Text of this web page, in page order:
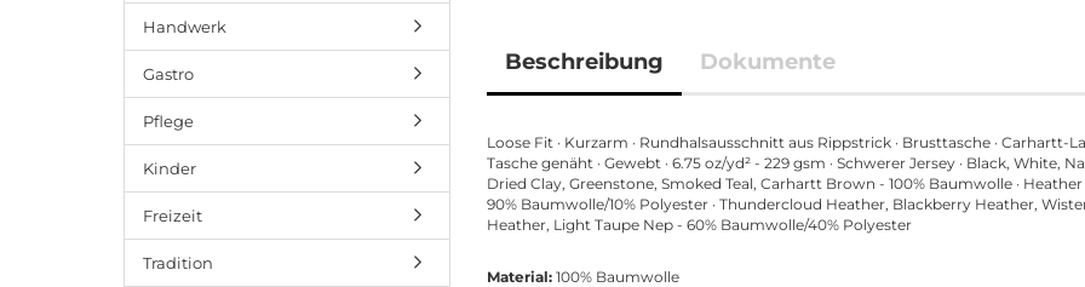
Beschreibung Dokumente
Loose Fit · Kurzarm · Rundhalsausschnitt aus Rippstrick · Brusttasche · Carhartt-
Tasche genäht · Gewebt · 6.75 oz/yd² - 229 gsm · Schwerer Jersey · Black, White,
Dried Clay, Greenstone, Smoked Teal, Carhartt Brown - 100% Baumwolle ·
90% Baumwolle/10% Polyester · Thundercloud Heather, Blackberry Heather,
Heather, Light Taupe Nep - 60% Baumwolle/40% Polyester
Material: 100% Baumwolle
Handwerk
Gastro
Pflege
Kinder
Freizeit
Tradition